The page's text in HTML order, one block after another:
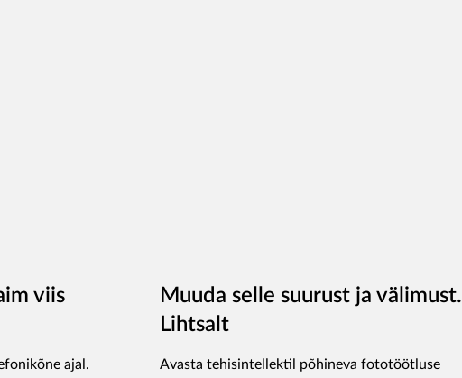
viis
ajal.
Muuda selle suurust ja välimust.
Lihtsalt
Avasta tehisintellektil põhineva fototöötluse